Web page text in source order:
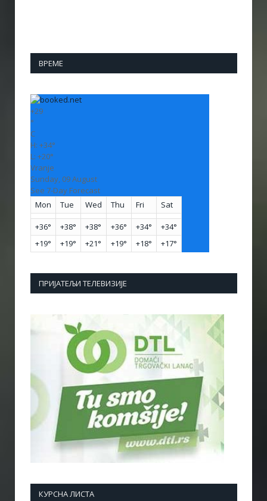
ВРЕМЕ
+29
°
C
H: +34°
L: +20°
Vranje
Sunday, 09 August
See 7-Day Forecast
Mon
Tue Wed Thu Fri Sat
+36° +38° +38° +36° +34° +34°
+19° +19° +21° +19° +18° +17°
ПРИЈАТЕЉИ ТЕЛЕВИЗИЈЕ
КУРСНА ЛИСТА